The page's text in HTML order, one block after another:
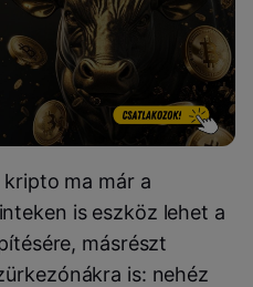
ma már a
is eszköz lehet a
másrészt
is: nehéz